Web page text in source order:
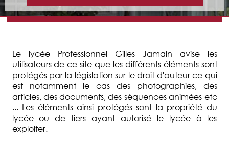
Le lycée Professionnel Gilles Jamain avise les
utilisateurs de ce site que les différents éléments sont
protégés par la législation sur le droit d'auteur ce qui
est notamment le cas des photographies, des
articles, des documents, des séquences animées etc
... Les éléments ainsi protégés sont la propriété du
lycée ou de tiers ayant autorisé le lycée à les
exploiter.